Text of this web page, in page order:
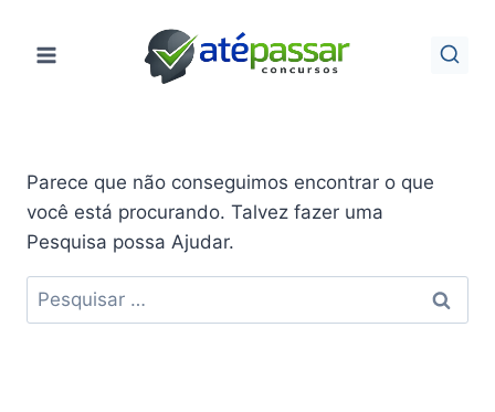
para
Parece que não conseguimos encontrar o que
você está procurando. Talvez fazer uma
Pesquisa possa Ajudar.
Pesquisar
por: